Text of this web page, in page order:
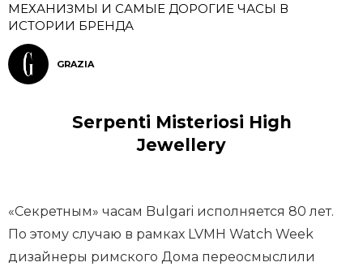
МЕХАНИЗМЫ И САМЫЕ ДОРОГИЕ ЧАСЫ В
ИСТОРИИ БРЕНДА
GRAZIA
Serpenti Misteriosi High
Jewellery
«Секретным» часам Bulgari исполняется 80 лет.
По этому случаю в рамках LVMH Watch Week
дизайнеры римского Дома переосмыслили